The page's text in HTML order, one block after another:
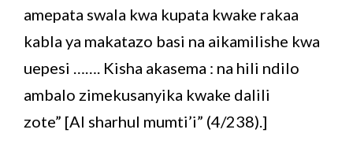
amepata swala kwa kupata kwake rakaa
kabla ya makatazo basi na aikamilishe kwa
uepesi ……. Kisha akasema : na hili ndilo
ambalo zimekusanyika kwake dalili
zote” [Al sharhul mumti’i” (4/238).]